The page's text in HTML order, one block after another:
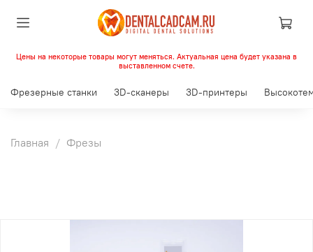
Цены на некоторые товары могут меняться. Актуальная цена будет указана в
выставленном счете.
Фрезерные станки 3D-сканеры 3D-принтеры
Главная Фрезы